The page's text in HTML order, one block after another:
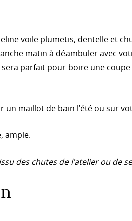
voile plumetis, dentelle et
matin à déambuler avec
parfait pour boire une
un maillot de bain l’été ou sur
ample.
des chutes de l’atelier ou de